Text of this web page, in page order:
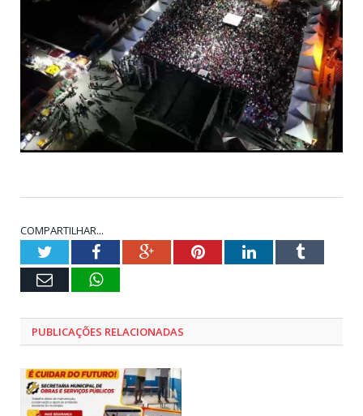
COMPARTILHAR...
TwitterFacebookGoogle+PinterestLinkedInTumblr
E-
WhatsApp
PUBLICAÇÕES RELACIONADAS